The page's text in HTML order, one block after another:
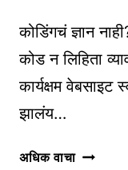
कोडिंगचं ज्ञान
कोड न लिहिता
कार्यक्षम
झालंय…
अधिक वाचानो-